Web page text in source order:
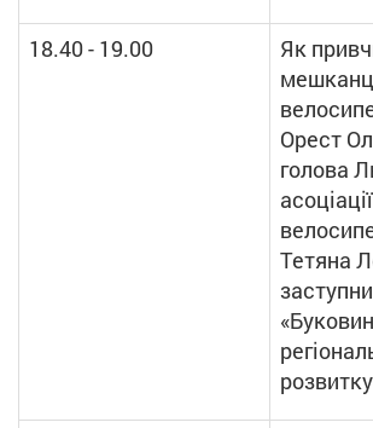
18.40 - 19.00
Як
Орест
голова
асоціації
Тетяна